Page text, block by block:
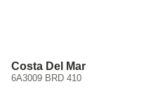
Costa Del Mar
6A3009 BRD 410